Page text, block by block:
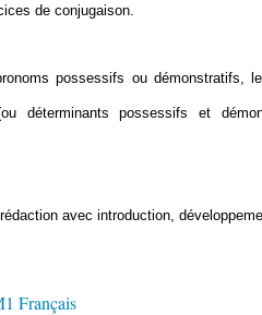
de conjugaison.
possessifs ou démonstratifs,
déterminants possessifs et
avec introduction,
Français